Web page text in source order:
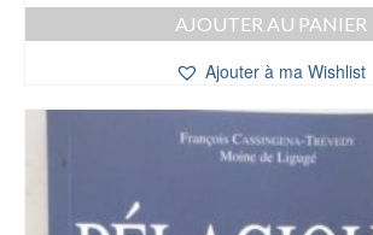
AJOUTER AU PANIER
Ajouter à ma Wishlist